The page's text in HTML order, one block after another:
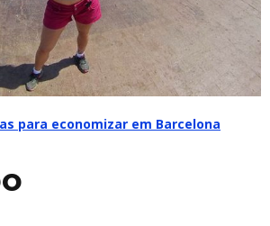
para economizar em Barcelona